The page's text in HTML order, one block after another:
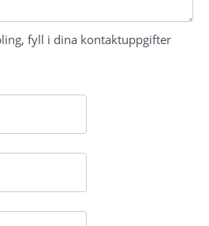
fyll i dina kontaktuppgifter